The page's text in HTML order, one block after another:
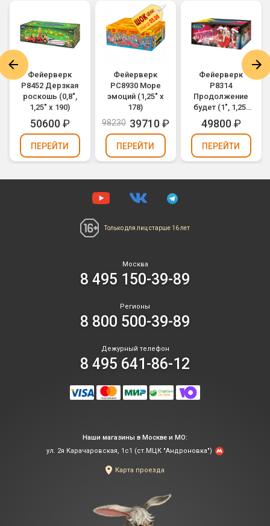
Фейерверк
Р8452 Дерзкая
роскошь (0,8",
1,25" х 190)
50600₽
ПЕРЕЙТИ
Фейерверк
РС8930 Море
эмоций (1,25" х
178)
98230 39710₽
ПЕРЕЙТИ
Фейерверк
Р8314
Продолжение
будет (1", 1,25"
х 168)
49800₽
ПЕРЕЙТИ
Только для лиц старше 16 лет
Москва
8 495 150-39-89
Регионы
8 800 500-39-89
Дежурный телефон
8 495 641-86-12
Наши магазины в Москве и МО:
ул. 2я Карачаровская, 1с1 (ст.МЦК "Андроновка")
Карта проезда